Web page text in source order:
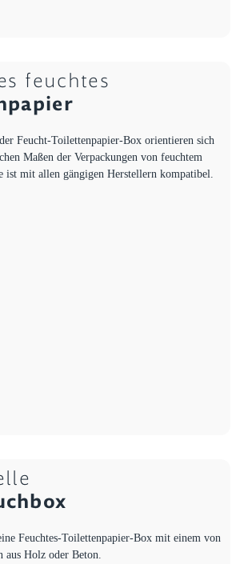
feuchtes
Feucht-Toilettenpapier-Box orientieren sich
Maßen der Verpackungen von feuchtem
ist mit allen gängigen Herstellern kompatibel.
Feuchtes-Toilettenpapier-Box mit einem von
aus Holz oder Beton.